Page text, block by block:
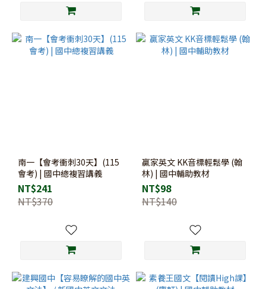
南一【會考衝刺30天】(115
會考) | 國中總複習講義
NT$241
NT$370
贏家英文 KK音標輕鬆學 (翰
林) | 國中輔助教材
NT$98
NT$140